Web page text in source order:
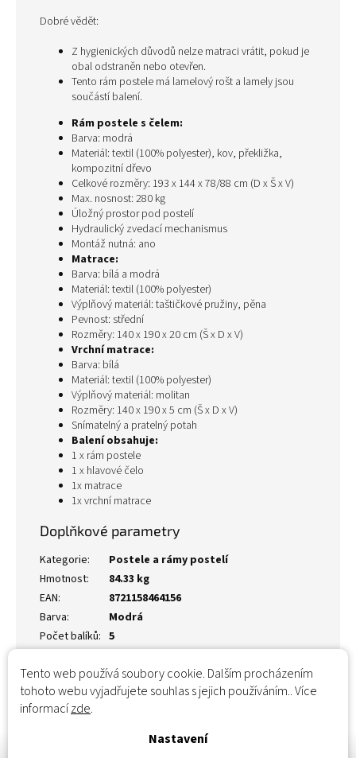
Tento web používá soubory cookie. Dalším procházením
tohoto webu vyjadřujete souhlas s jejich používáním.. Více
informacízde.
Nastavení
Dobré vědět:
Z hygienických důvodů nelze matraci vrátit, pokud je
obal odstraněn nebo otevřen.
Tento rám postele má lamelový rošt a lamely jsou
součástí balení.
Rám postele s čelem:
Barva: modrá
Materiál: textil (100% polyester), kov, překližka,
kompozitní dřevo
Celkové rozměry: 193 x 144 x 78/88 cm (D x Š x V)
Max. nosnost: 280 kg
Úložný prostor pod postelí
Hydraulický zvedací mechanismus
Montáž nutná: ano
Matrace:
Barva: bílá a modrá
Materiál: textil (100% polyester)
Výplňový materiál: taštičkové pružiny, pěna
Pevnost: střední
Rozměry: 140 x 190 x 20 cm (Š x D x V)
Vrchní matrace:
Barva: bílá
Materiál: textil (100% polyester)
Výplňový materiál: molitan
Rozměry: 140 x 190 x 5 cm (Š x D x V)
Snímatelný a pratelný potah
Balení obsahuje:
1 x rám postele
1 x hlavové čelo
1x matrace
1x vrchní matrace
Doplňkové parametry
Kategorie:
Postele a rámy postelí
Hmotnost:
84.33 kg
EAN:
8721158464156
Barva:
Modrá
Počet balíků: 5